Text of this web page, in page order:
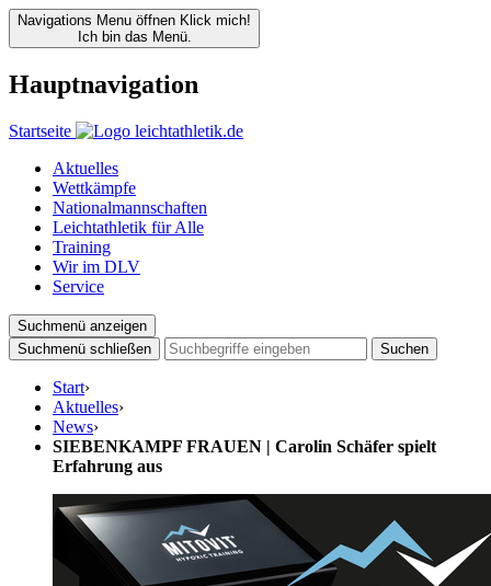
Navigations Menu öffnen Klick mich!
Ich bin das Menü.
Hauptnavigation
Startseite
Aktuelles
Wettkämpfe
Nationalmannschaften
Leichtathletik für Alle
Training
Wir im DLV
Service
Suchmenü anzeigen
Suchmenü schließen
Suchen
Start›
Aktuelles›
News›
SIEBENKAMPF FRAUEN | Carolin Schäfer spielt
Erfahrung aus